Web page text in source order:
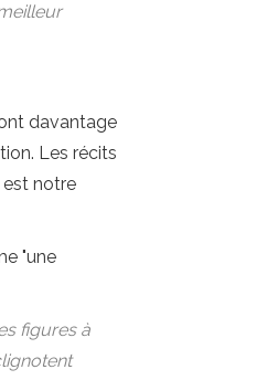
davantage
Les récits
est notre
"une
figures à